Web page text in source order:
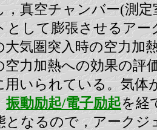
，真空チャンバー(測
として膨張させるアー
大気圏突入時の空力加
空力加熱への効果の評
用いられている。気体
振動励起/電子励起を経
となるので，アークジ